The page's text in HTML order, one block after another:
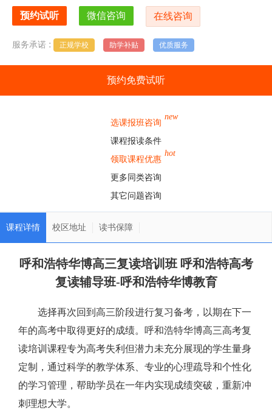
服务承诺 : 正规学校 助学补贴 优质服务
预约免费试听
选课报班咨询
new
课程报读条件
领取课程优惠
hot
更多同类咨询
其它问题咨询
课程详情 校区地址 读书保障
呼和浩特华博高三复读培训班 呼和浩特高考
复读辅导班-呼和浩特华博教育
选择再次回到高三阶段进行复习备考，以期在下一
年的高考中取得更好的成绩。呼和浩特华博高三高考复
读培训课程专为高考失利但潜力未充分展现的学生量身
定制，通过科学的教学体系、专业的心理疏导和个性化
的学习管理，帮助学员在一年内实现成绩突破，重新冲
刺理想大学。